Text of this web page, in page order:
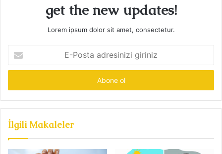
get the new updates!
Lorem ipsum dolor sit amet, consectetur.
Posta
adresinizi
İlgili Makaleler